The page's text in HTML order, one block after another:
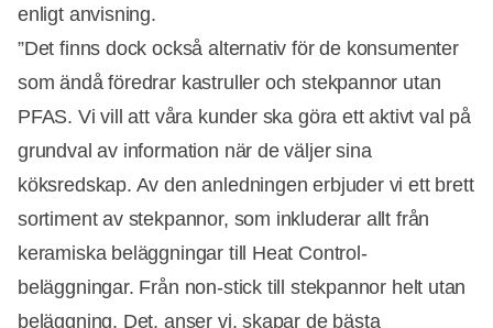
enligt anvisning.
”Det finns dock också alternativ för de konsumenter
som ändå föredrar kastruller och stekpannor utan
PFAS. Vi vill att våra kunder ska göra ett aktivt val på
grundval av information när de väljer sina
köksredskap. Av den anledningen erbjuder vi ett brett
sortiment av stekpannor, som inkluderar allt från
keramiska beläggningar till Heat Control-
beläggningar. Från non-stick till stekpannor helt utan
beläggning. Det, anser vi, skapar de bästa